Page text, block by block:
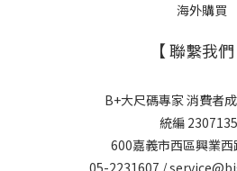
海外購買
【 聯繫我們
B+大尺碼專家 消費者
統編
600嘉義市西區興業
05-2231607 /